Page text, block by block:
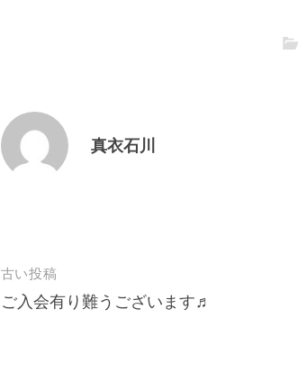
真衣石川
投
稿
古い投稿
ご入会有り難うございます♬